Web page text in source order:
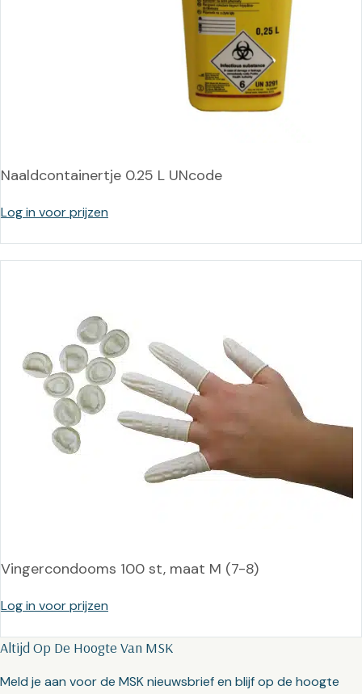
Naaldcontainertje 0.25 L UNcode
Log in voor prijzen
Vingercondooms 100 st, maat M (7-8)
Log in voor prijzen
Altijd Op De Hoogte Van MSK
Meld je aan voor de MSK nieuwsbrief en blijf op de hoogte